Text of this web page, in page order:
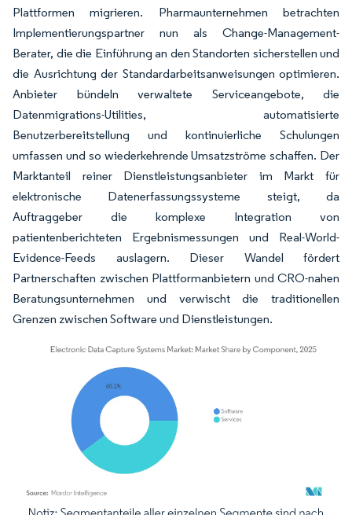
Plattformen migrieren. Pharmaunternehmen betrachten
Implementierungspartner nun als Change-Management-
Berater, die die Einführung an den Standorten sicherstellen und
die Ausrichtung der Standardarbeitsanweisungen optimieren.
Anbieter bündeln verwaltete Serviceangebote, die
Datenmigrations-Utilities, automatisierte
Benutzerbereitstellung und kontinuierliche Schulungen
umfassen und so wiederkehrende Umsatzströme schaffen. Der
Marktanteil reiner Dienstleistungsanbieter im Markt für
elektronische Datenerfassungssysteme steigt, da
Auftraggeber die komplexe Integration von
patientenberichteten Ergebnismessungen und Real-World-
Evidence-Feeds auslagern. Dieser Wandel fördert
Partnerschaften zwischen Plattformanbietern und CRO-nahen
Beratungsunternehmen und verwischt die traditionellen
Grenzen zwischen Software und Dienstleistungen.